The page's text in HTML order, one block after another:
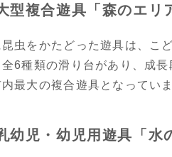
型複合遊具「森のエリ
昆虫をかたどった遊具は、こ
全6種類の滑り台があり、成
内最大の複合遊具となっていま
幼児・幼児用遊具「水